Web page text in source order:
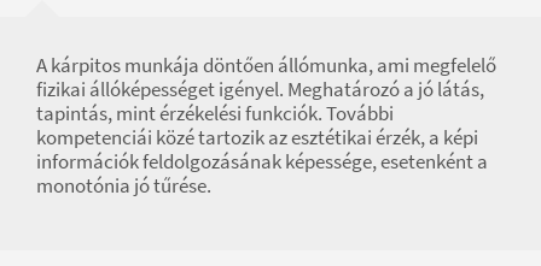
A kárpitos munkája döntően állómunka, ami megfelelő
fizikai állóképességet igényel. Meghatározó a jó látás,
tapintás, mint érzékelési funkciók. További
kompetenciái közé tartozik az esztétikai érzék, a képi
információk feldolgozásának képessége, esetenként a
monotónia jó tűrése.